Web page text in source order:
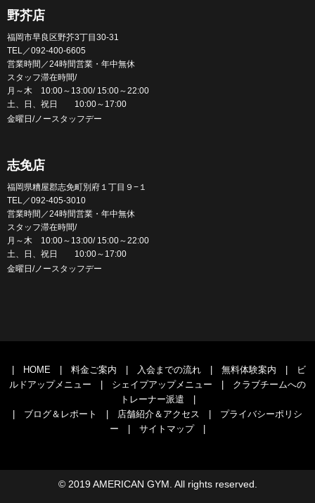
野芥店
福岡市早良区野芥3丁目30-31
TEL／092-400-6605
営業時間／24時間営業・年中無休
スタッフ滞在時間/
月～木 10:00～13:00/ 15:00～22:00
土、日、祝日 10:00～17:00
金曜日/ノースタッフデー
志免店
福岡県糟屋郡志免町別府１丁目９−１
TEL／092-405-3010
営業時間／24時間営業・年中無休
スタッフ滞在時間/
月～木 10:00～13:00/ 15:00～22:00
土、日、祝日 10:00～17:00
金曜日/ノースタッフデー
HOME 料金ご案内 入会までの流れ 無料体験案内
ビ
ルドアップメニュー
シェイプアップメニュー
クラブチームへの
トレーナー派遣
ブログ＆レポート 店舗紹介＆アクセス
プライバシーポリシ
ー
サイトマップ|
© 2019 AMERICAN GYM. All rights reserved.